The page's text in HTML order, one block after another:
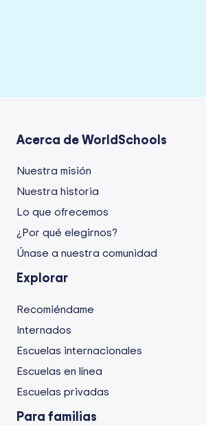
Acerca de WorldSchools
Nuestra misión
Nuestra historia
Lo que ofrecemos
¿Por qué elegirnos?
Únase a nuestra comunidad
Explorar
Recomiéndame
Internados
Escuelas internacionales
Escuelas en línea
Escuelas privadas
Para familias